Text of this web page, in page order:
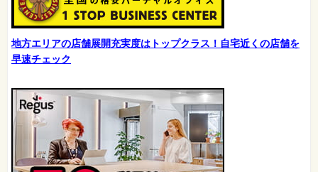
地方エリアの店舗展開充実度はトップクラス！自宅近くの店舗を
早速チェック